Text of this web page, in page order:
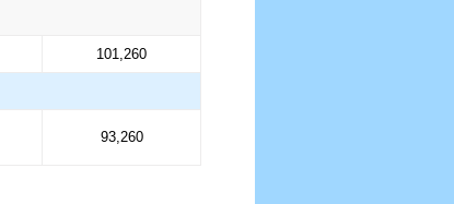
101,260
93,260